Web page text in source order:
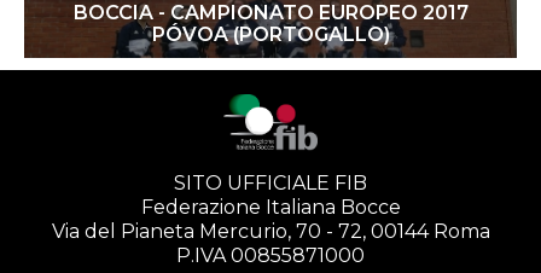
BOCCIA - CAMPIONATO EUROPEO 2017
PÓVOA (PORTOGALLO)
Póvoa de Varzim (Portogallo), dal 26 ottobre al 1°
novembre 2017
SITO UFFICIALE FIB
Federazione Italiana Bocce
Via del Pianeta Mercurio, 70 - 72, 00144 Roma
P.IVA 00855871000